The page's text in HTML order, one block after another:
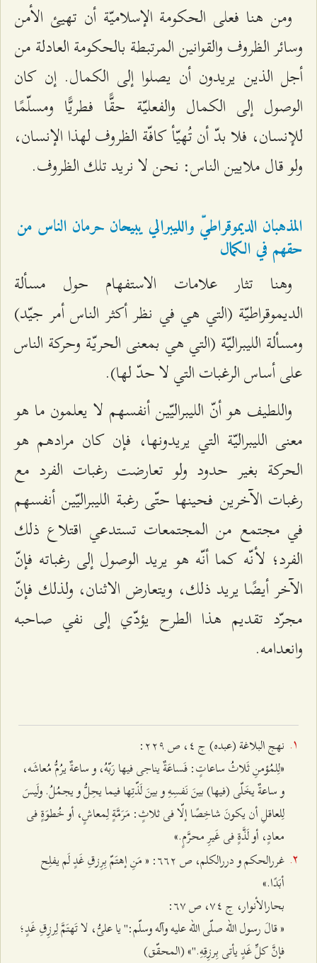
ومن هنا فعلى الحكومة الإسلاميّة أن تهيئ الأمن
وسائر الظروف والقوانين المرتبطة بالحكومة العادلة من
أجل الذين يريدون أن يصلوا إلى الكمال. إن كان
الوصول إلى الكمال والفعليّة حقًّا فطريًّا ومسلّمًا
للإنسان، فلا بدّ أن تُهيّأ كافّة الظروف لهذا الإنسان،
ولو قال ملايين الناس: نحن لا نريد تلك الظروف.
المذهبان الديموقراطيّ والليبرالي يبيحان حرمان الناس من
حقهم في الكمال
وهنا تثار علامات الاستفهام حول مسألة
الديموقراطيّة (التي هي في نظر أكثر الناس أمر جيّد)
ومسألة الليبراليّة (التي هي بمعنى الحريّة وحركة الناس
على أساس الرغبات التي لا حدّ لها).
واللطيف هو أنّ الليبراليّين أنفسهم لا يعلمون ما هو
معنى الليبراليّة التي يريدونها، فإن كان مرادهم هو
الحركة بغير حدود ولو تعارضت رغبات الفرد مع
رغبات الآخرين فحينها حتّى رغبة الليبراليّين أنفسهم
في مجتمع من المجتمعات تستدعي اقتلاع ذلك
الفرد؛ لأنّه كما أنّه هو يريد الوصول إلى رغباته فإنّ
الآخر أيضًا يريد ذلك، ويتعارض الاثنان، ولذلك فإنّ
مجرّد تقديم هذا الطرح يؤدّي إلى نفي صاحبه
وانعدامه.
نهج البلاغة (عبده) ج ٤، ص ٢٢٩:
«لِلمُؤمنِ ثَلاثُ ساعاتٍ: فَساعَةٌ يناجى فيها رَبّهُ، و ساعةٌ يرُمُّ مُعاشَه،
و ساعةٌ يخَلّى (فيها) بينَ نَفسِهِ و بينَ لَذّتِها فيما يحِلُّ و يجمُلُ. ولَيسَ
لِلعاقلِ أن يكونَ شاخِصًا إلّا فى ثلاثٍ: مَرَمَّةٍ لِمعاشٍ، أو خُطوَةٍ فى
معادٍ، أو لَذَّةٍ فى غَيرِ محرَّمٍ.»
غررالحكم و دررالكلم، ص ٦٦٢: « مَنِ إهتَمّ بِرِزقِ غَدٍ لَم يفلِح
أبَدًا.»
بحارالأنوار، ج ٧٤، ص ٦٧:
« قالَ رسول الله صلّى الله عليه وآله وسلّم:" يا علىُّ، لا تَهتَمَّ لِرزِقِ غَدٍ؛
فإنَّ كلِّ غَدٍ يأتى بِرزِقِهِ."» (المحقّق)